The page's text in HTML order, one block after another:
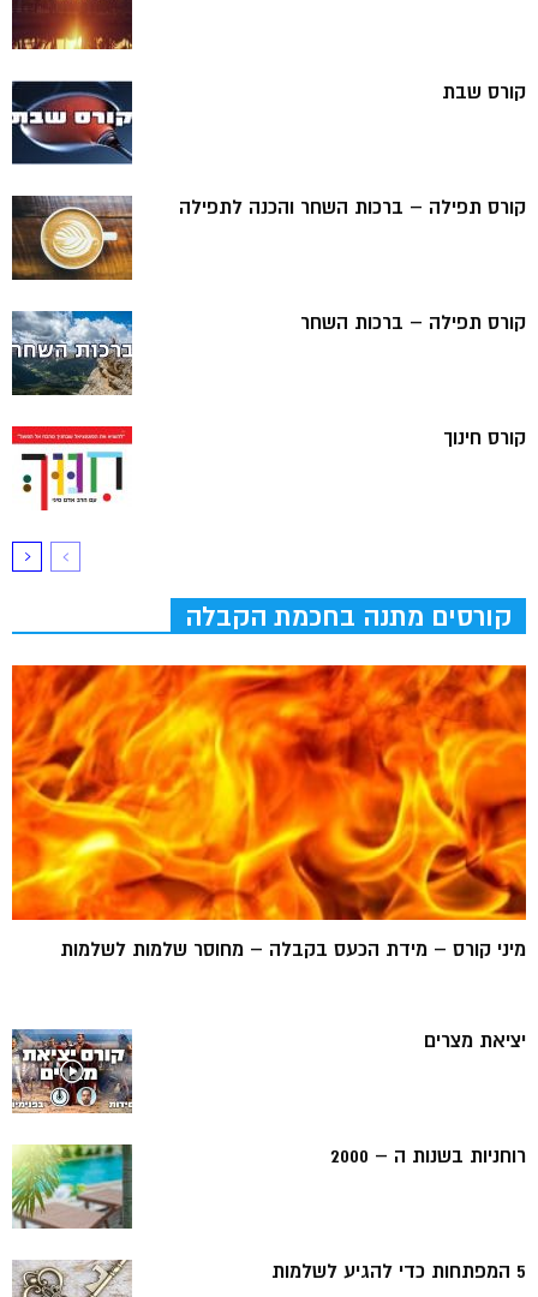
קורס שבת
קורס תפילה – ברכות השחר והכנה לתפילה
קורס תפילה – ברכות השחר
קורס חינוך
קורסים מתנה בחכמת הקבלה
מיני קורס – מידת הכעס בקבלה – מחוסר שלמות לשלמות
יציאת מצרים
רוחניות בשנות ה – 2000
5 המפתחות כדי להגיע לשלמות